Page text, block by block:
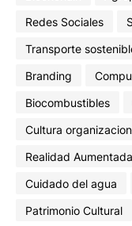
Redes Sociales
Transporte
Branding
Biocombustibles
Cultura
Realidad Aumentada
Cuidado del agua
Patrimonio Cultural